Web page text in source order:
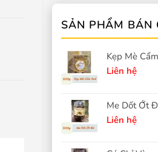
SẢN PHẨM BÁN
Kẹp Mè
Liên hệ
Me Dốt Ớt
Liên hệ